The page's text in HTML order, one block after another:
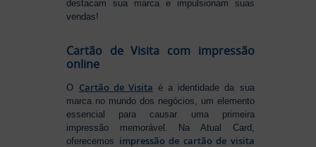
destacam sua marca e impulsionam suas
vendas!
Cartão de Visita com impressão
online
O Cartão de Visita é a identidade da sua
marca no mundo dos negócios, um elemento
essencial para causar uma primeira
impressão memorável. Na Atual Card,
oferecemos impressão de cartão de visita